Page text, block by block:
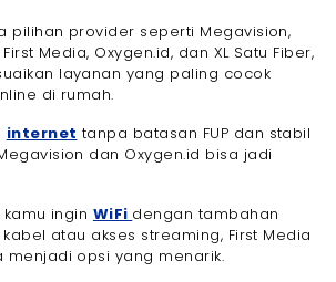
pilihan provider seperti Megavision,
Media, Oxygen.id, dan XL Satu Fiber,
layanan yang paling cocok
di rumah.
internet tanpa batasan FUP dan stabil
dan Oxygen.id bisa jadi
ingin WiFi dengan tambahan
atau akses streaming, First Media
menjadi opsi yang menarik.